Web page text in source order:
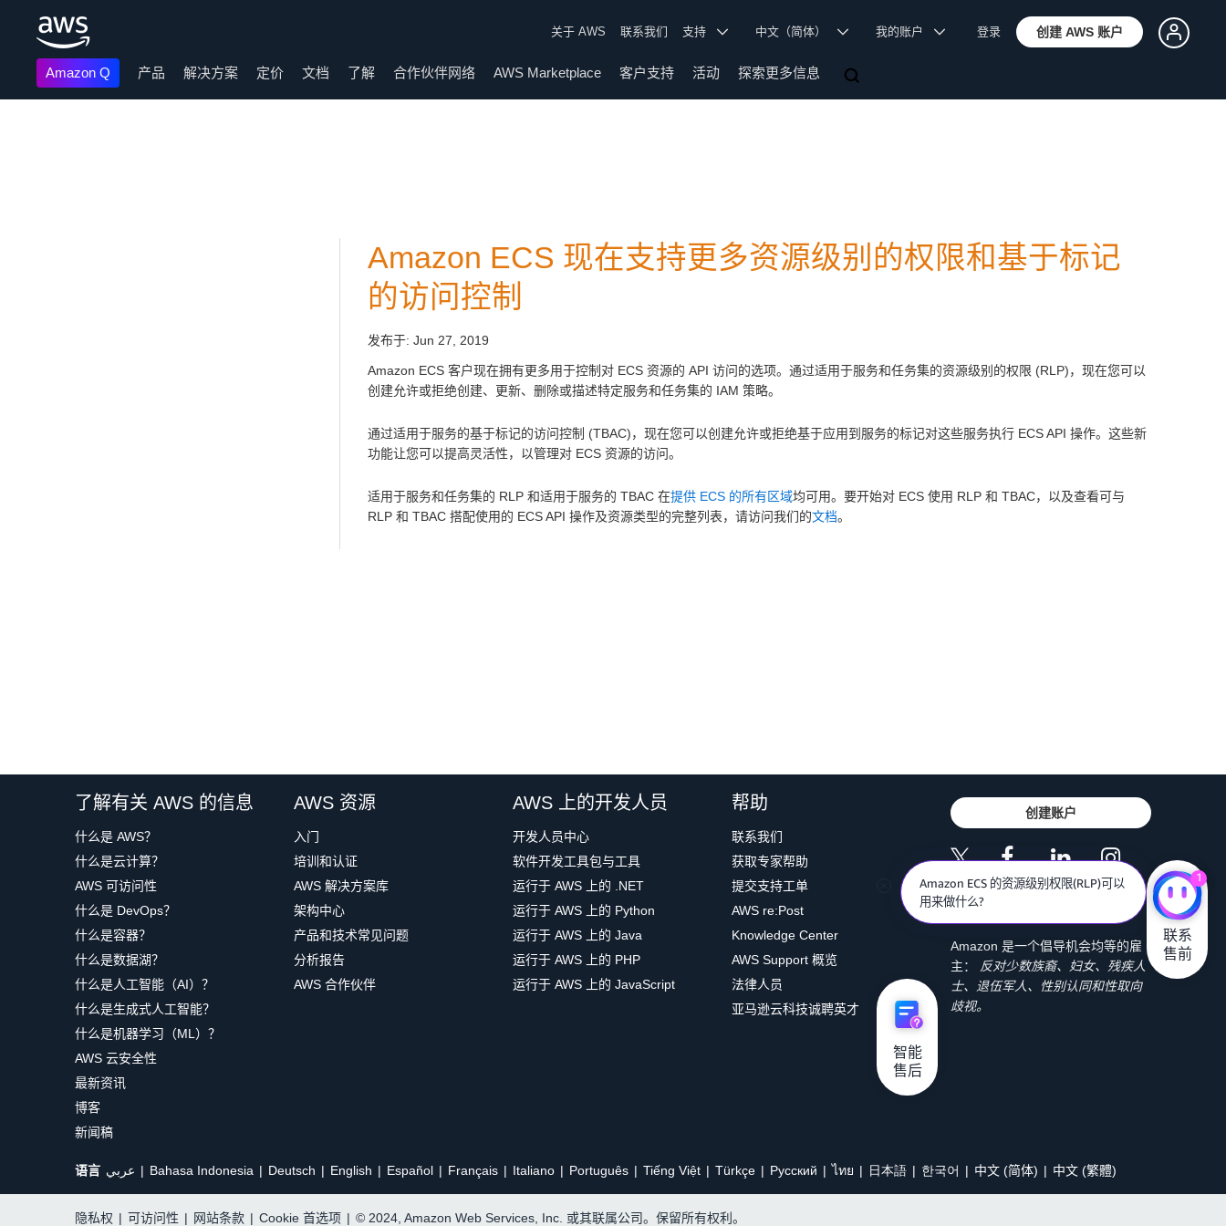
关于 AWS 联系我们 支持 中文（简体） 我的账户 登录 创建 AWS 账户
Amazon Q 产品 解决方案 定价 文档 了解 合作伙伴网络 AWS Marketplace 客户支持 活动 探索更多信息
Amazon ECS 现在支持更多资源级别的权限和基于标记
的访问控制
发布于: Jun 27, 2019
Amazon ECS 客户现在拥有更多用于控制对 ECS 资源的 API 访问的选项。通过适用于服务和任务集的资源级别的权限 (RLP)，现在您可以
创建允许或拒绝创建、更新、删除或描述特定服务和任务集的 IAM 策略。
通过适用于服务的基于标记的访问控制 (TBAC)，现在您可以创建允许或拒绝基于应用到服务的标记对这些服务执行 ECS API 操作。这些新
功能让您可以提高灵活性，以管理对 ECS 资源的访问。
适用于服务和任务集的 RLP 和适用于服务的 TBAC 在提供 ECS 的所有区域均可用。要开始对 ECS 使用 RLP 和 TBAC，以及查看可与
RLP 和 TBAC 搭配使用的 ECS API 操作及资源类型的完整列表，请访问我们的文档。
了解有关 AWS 的信息
什么是 AWS？
什么是云计算？
AWS 可访问性
什么是 DevOps？
什么是容器？
什么是数据湖？
什么是人工智能（AI）？
什么是生成式人工智能？
什么是机器学习（ML）？
AWS 云安全性
最新资讯
博客
新闻稿
AWS 资源
入门
培训和认证
AWS 解决方案库
架构中心
产品和技术常见问题
分析报告
AWS 合作伙伴
AWS 上的开发人员
开发人员中心
软件开发工具包与工具
运行于 AWS 上的 .NET
运行于 AWS 上的 Python
运行于 AWS 上的 Java
运行于 AWS 上的 PHP
运行于 AWS 上的 JavaScript
帮助
联系我们
获取专家帮助
提交支持工单
AWS re:Post
Knowledge Center
AWS Support 概览
法律人员
亚马逊云科技诚聘英才
创建账户
Amazon 是一个倡导机会均等的雇
主：
反对少数族裔、妇女、残疾人
士、退伍军人、性别认同和性取向
歧视。
语言 عربي Bahasa Indonesia Deutsch English Español Français Italiano Português Tiếng Việt Türkçe Ρусский ไทย 日本語 한국어 中文 (简体) 中文 (繁體)
隐私权 | 可访问性 | 网站条款 | Cookie 首选项 | © 2024, Amazon Web Services, Inc. 或其联属公司。保留所有权利。
Amazon ECS 的资源级别权限(RLP)可以
用来做什么?
1
联系
售前
智能
售后